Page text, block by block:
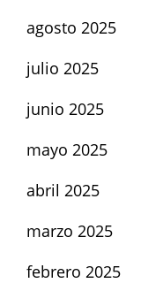
agosto 2025
julio 2025
junio 2025
mayo 2025
abril 2025
marzo 2025
febrero 2025